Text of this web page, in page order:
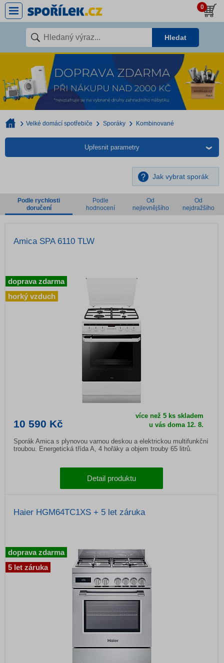
0
Hledat
Velké domácí spotřebiče Sporáky Kombinované
Upřesnit parametry
Jak vybrat sporák
Podle rychlosti
doručení
Podle
hodnocení
Od
nejlevnějšího
Od
nejdražšího
Amica SPA 6110 TLW
10 590 Kč
více než 5 ks skladem
u vás doma12. 8.
Sporák Amica s plynovou varnou deskou a elektrickou multifunkční
troubou. Energetická třída A, 4 hořáky a objem trouby 65 litrů.
Detail produktu
horký vzduch
doprava zdarma
Haier HGM64TC1XS + 5 let záruka
5 let záruka
doprava zdarma